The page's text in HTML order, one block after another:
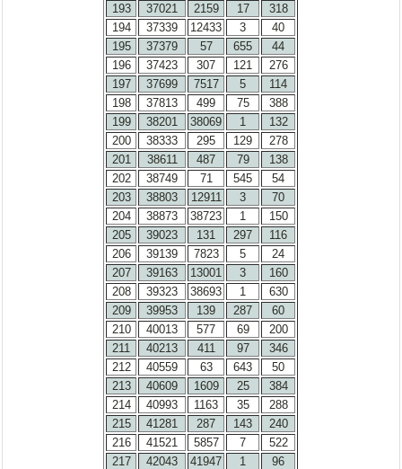
193
37021 2159 17
318
194
37339 12433 3
40
195
37379 57 655
44
196
37423 307 121
276
197
37699 7517 5
114
198
37813 499 75
388
199
38201 38069 1
132
200
38333 295 129
278
201
38611 487 79
138
202
38749 71 545
54
203
38803 12911 3
70
204
38873 38723 1
150
205
39023 131 297
116
206
39139 7823 5
24
207
39163 13001 3
160
208
39323 38693 1
630
209
39953 139 287
60
210
40013 577 69
200
211
40213 411 97
346
212
40559 63 643
50
213
40609 1609 25
384
214
40993 1163 35
288
215
41281 287 143
240
216
41521 5857 7
522
217
42043 41947 1
96